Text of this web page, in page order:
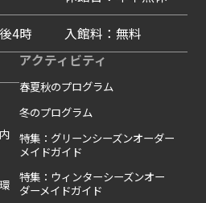
4時
入館料：無料
アクティビティ
春夏秋のプログラム
冬のプログラム
特集：グリーンシーズンオーダー
メイドガイド
特集：ウィンターシーズンオー
ダーメイドガイド